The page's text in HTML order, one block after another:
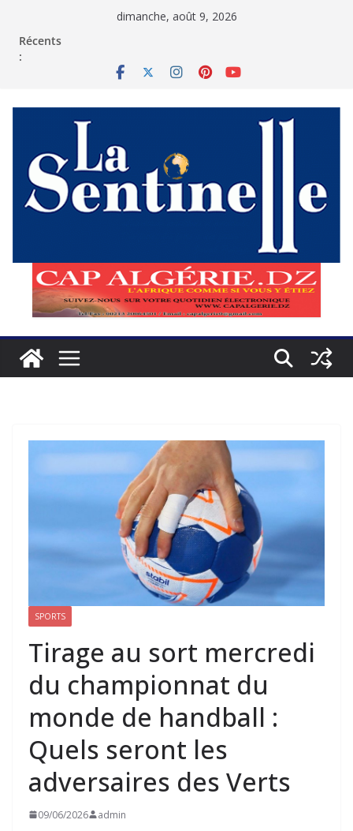
dimanche, août 9, 2026
Récents
:
SPORTS
Tirage au sort mercredi
du championnat du
monde de handball :
Quels seront les
adversaires des Verts
09/06/2026 admin